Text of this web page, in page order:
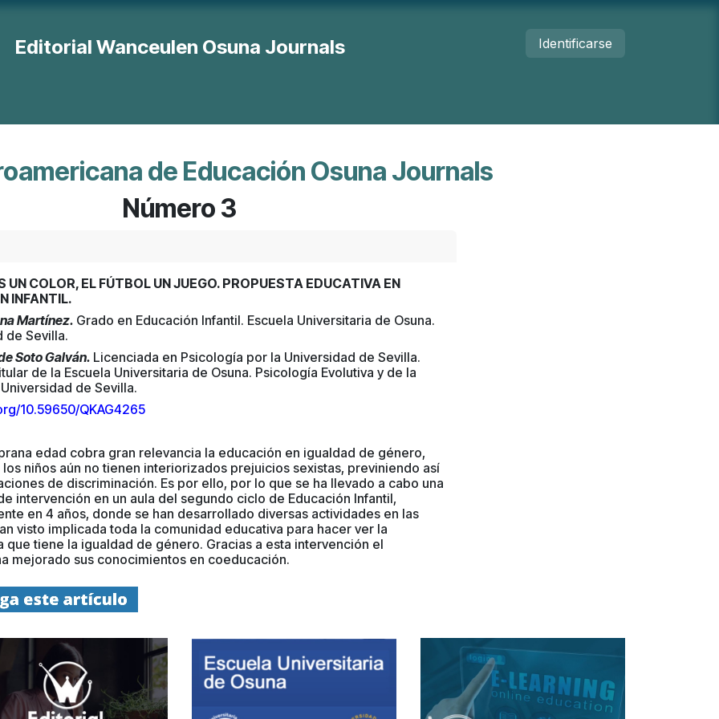
Editorial Wanceulen Osuna Journals Identificarse
de Educación Osuna Journals
Número 3
UN COLOR, EL FÚTBOL UN JUEGO. PROPUESTA EDUCATIVA EN
INFANTIL.
Martínez. Grado en Educación Infantil. Escuela Universitaria de Osuna.
de Sevilla.
Soto Galván. Licenciada en Psicología por la Universidad de Sevilla.
de la Escuela Universitaria de Osuna. Psicología Evolutiva y de la
de Sevilla.
10.59650/QKAG4265
edad cobra gran relevancia la educación en igualdad de género,
niños aún no tienen interiorizados prejuicios sexistas, previniendo así
de discriminación. Es por ello, por lo que se ha llevado a cabo una
intervención en un aula del segundo ciclo de Educación Infantil,
en 4 años, donde se han desarrollado diversas actividades en las
visto implicada toda la comunidad educativa para hacer ver la
que tiene la igualdad de género. Gracias a esta intervención el
mejorado sus conocimientos en coeducación.